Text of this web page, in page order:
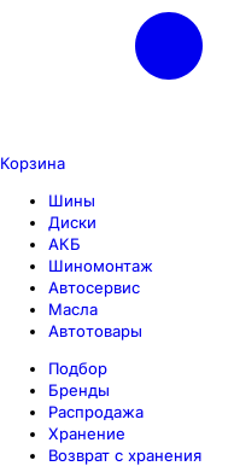
Корзина
Шины
Диски
АКБ
Шиномонтаж
Автосервис
Масла
Автотовары
Подбор
Бренды
Распродажа
Хранение
Возврат с хранения